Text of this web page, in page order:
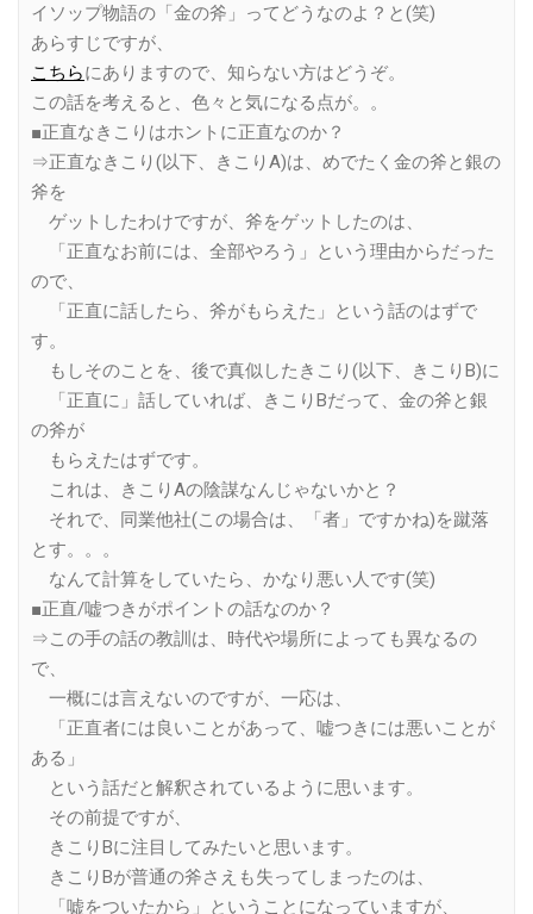
イソップ物語の「金の斧」ってどうなのよ？と(笑)
あらすじですが、
こちらにありますので、知らない方はどうぞ。
この話を考えると、色々と気になる点が。。
■正直なきこりはホントに正直なのか？
⇒正直なきこり(以下、きこりA)は、めでたく金の斧と銀の
斧を
ゲットしたわけですが、斧をゲットしたのは、
「正直なお前には、全部やろう」という理由からだった
ので、
「正直に話したら、斧がもらえた」という話のはずで
す。
もしそのことを、後で真似したきこり(以下、きこりB)に
「正直に」話していれば、きこりBだって、金の斧と銀
の斧が
もらえたはずです。
これは、きこりAの陰謀なんじゃないかと？
それで、同業他社(この場合は、「者」ですかね)を蹴落
とす。。。
なんて計算をしていたら、かなり悪い人です(笑)
■正直/嘘つきがポイントの話なのか？
⇒この手の話の教訓は、時代や場所によっても異なるの
で、
一概には言えないのですが、一応は、
「正直者には良いことがあって、嘘つきには悪いことが
ある」
という話だと解釈されているように思います。
その前提ですが、
きこりBに注目してみたいと思います。
きこりBが普通の斧さえも失ってしまったのは、
「嘘をついたから」ということになっていますが、